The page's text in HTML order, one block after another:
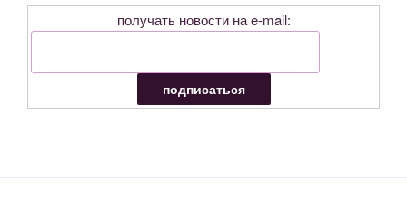
получать новости на e-mail: